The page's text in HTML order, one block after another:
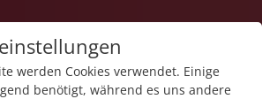
werden Cookies verwendet. Einige
benötigt, während es uns andere